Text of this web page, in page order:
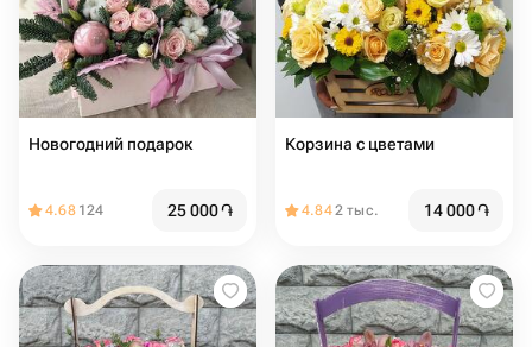
Новогодний подарок
4.68 124 25 000֏
Корзина с цветами
4.842 тыс. 14 000֏